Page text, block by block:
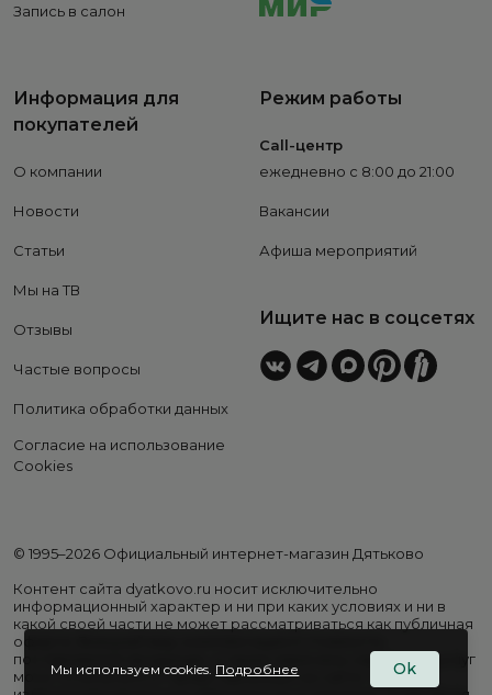
Запись в салон
Информация для
покупателей
О компании
Новости
Статьи
Мы на ТВ
Отзывы
Частые вопросы
Политика обработки данных
Согласие на использование
Cookies
Режим работы
Call-центр
ежедневно с 8:00 до 21:00
Вакансии
Афиша мероприятий
Ищите нас в соцсетях
© 1995–2026 Официальный интернет-магазин Дятьково
Контент сайта dyatkovo.ru носит исключительно
информационный характер и ни при каких условиях и ни в
какой своей части не может рассматриваться как публичная
оферта. Внешний вид, комплектация и стоимость
поставляемой продукции, а также перечень сервисных услуг
могут отличаться от представленных на сайте. Цены на
Мы используем cookies. Подробнее Ok